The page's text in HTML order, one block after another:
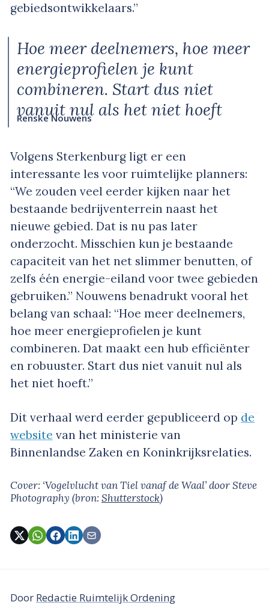
gebiedsontwikkelaars.”
Hoe meer deelnemers, hoe meer
energieprofielen je kunt
combineren. Start dus niet
vanuit nul als het niet hoeft
Renske Nouwens
Volgens Sterkenburg ligt er een
interessante les voor ruimtelijke planners:
“We zouden veel eerder kijken naar het
bestaande bedrijventerrein naast het
nieuwe gebied. Dat is nu pas later
onderzocht. Misschien kun je bestaande
capaciteit van het net slimmer benutten, of
zelfs één energie-eiland voor twee gebieden
gebruiken.” Nouwens benadrukt vooral het
belang van schaal: “Hoe meer deelnemers,
hoe meer energieprofielen je kunt
combineren. Dat maakt een hub efficiënter
en robuuster. Start dus niet vanuit nul als
het niet hoeft.”
Dit verhaal werd eerder gepubliceerd op de
website van het ministerie van
Binnenlandse Zaken en Koninkrijksrelaties.
Cover: ‘Vogelvlucht van Tiel vanaf de Waal’door Steve
Photography (bron: Shutterstock)
Door Redactie Ruimtelijk Ordening